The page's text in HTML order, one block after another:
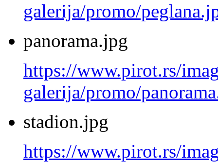
galerija/promo/
panorama.jpg
https://www.pirot.rs/
galerija/promo/
stadion.jpg
https://www.pirot.rs/